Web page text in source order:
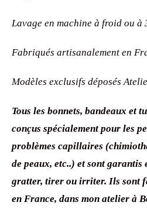
Lavage en machine à froid ou à
Fabriqués artisanalement en
Modèles exclusifs déposés
Tous les bonnets, bandeaux et
conçus spécialement pour les
problèmes capillaires
de peaux, etc..) et sont
gratter, tirer ou irriter. Ils sont
en France, dans mon atelier à